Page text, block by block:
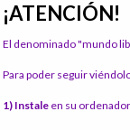
¡ATENCIÓN!
El denominado "mundo
Para poder seguir
1) Instale en su